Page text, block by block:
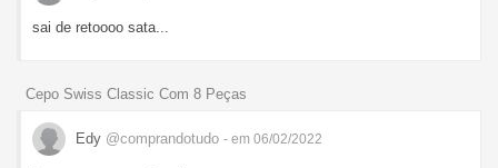
sai de retoooo sata...
Cepo Swiss Classic Com 8 Peças
Edy @comprandotudo - em 06/02/2022